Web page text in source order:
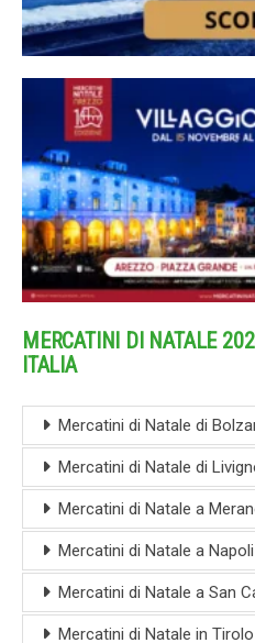
MERCATINI DI NATALE
ITALIA
Mercatini di Natale di
Mercatini di Natale di
Mercatini di Natale a
Mercatini di Natale a Napoli
Mercatini di Natale a San
Mercatini di Natale in Tirolo